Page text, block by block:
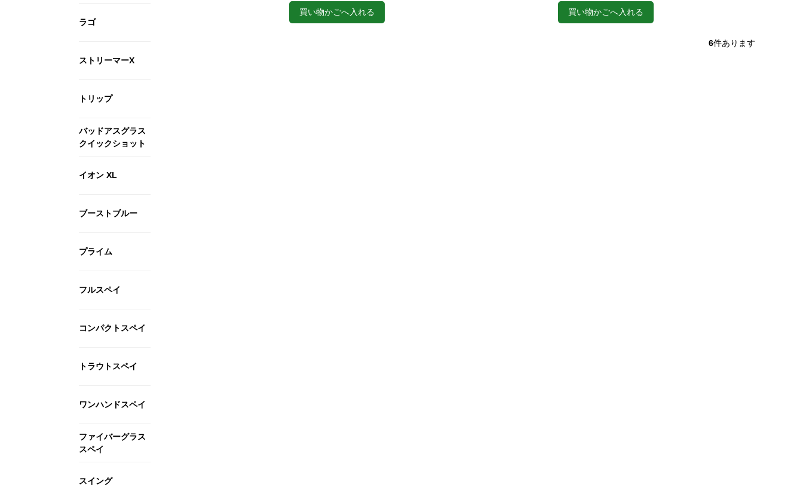
ラゴ
ストリーマーX
トリップ
バッドアスグラス
クイックショット
イオン XL
ブーストブルー
プライム
フルスペイ
コンパクトスペイ
トラウトスペイ
ワンハンドスペイ
ファイバーグラス
スペイ
スイング
買い物かごへ入れる
買い物かごへ入れる
6件あります